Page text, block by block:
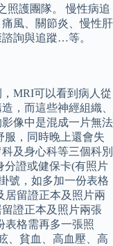
照護團隊。 慢性病追
風、關節炎、慢性肝
詢與追蹤…等。
MRI可以看到病人從
，而這些神經組織、
像中是混成一片無法
服，同時晚上還會失
及身心科等三個科別
分證或健保卡(有照片
號，如多加一份表格
居留證正本及照片兩
證正本及照片兩張
表格需再多一張照
、貧血、高血壓、高